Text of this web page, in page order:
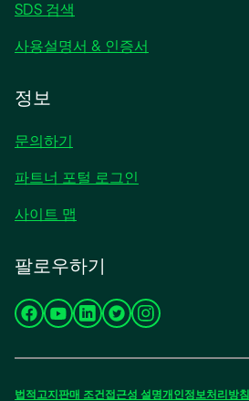
SDS 검색
사용설명서 & 인증서
정보
문의하기
파트너 포털 로그인
사이트 맵
팔로우하기
새
서
새
서
새
서
새
서
새
서
법적고지 판매 조건접근성 설명개인정보처리방침